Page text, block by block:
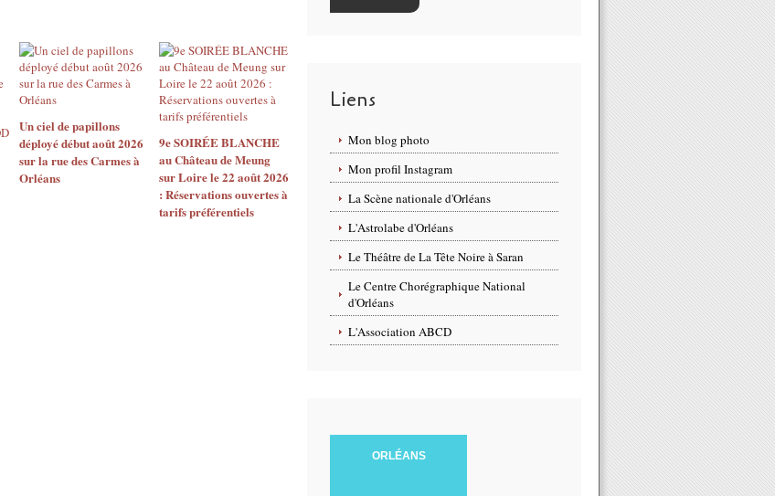
Un ciel de papillons
déployé début août 2026
sur la rue des Carmes à
Orléans
9e SOIRÉE BLANCHE
au Château de Meung
sur Loire le 22 août 2026
: Réservations ouvertes à
tarifs préférentiels
Liens
Mon blog photo
Mon profil Instagram
La Scène nationale d'Orléans
L'Astrolabe d'Orléans
Le Théâtre de La Tête Noire à Saran
Le Centre Chorégraphique National
d'Orléans
L'Association ABCD